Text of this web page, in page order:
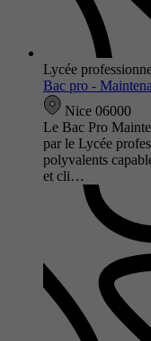
Lycée
Bac pro -
Nice 06000
Le Bac Pro
par le Lycée
polyvalents
et cli…